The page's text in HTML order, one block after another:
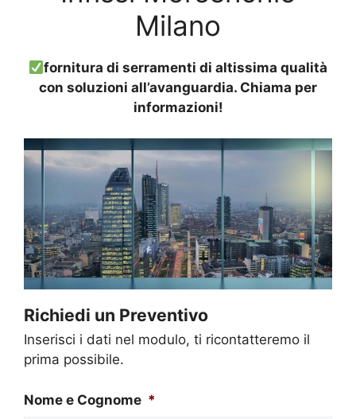
Milano
fornitura di serramenti di altissima qualità
con soluzioni all’avanguardia. Chiama per
informazioni!
Richiedi un Preventivo
Inserisci i dati nel modulo, ti ricontatteremo il
prima possibile.
Nome e Cognome *